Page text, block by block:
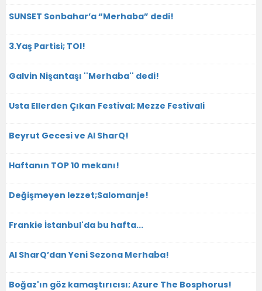
SUNSET Sonbahar’a “Merhaba” dedi!
3.Yaş Partisi; TOI!
Galvin Nişantaşı ''Merhaba'' dedi!
Usta Ellerden Çıkan Festival; Mezze Festivali
Beyrut Gecesi ve Al SharQ!
Haftanın TOP 10 mekanı!
Değişmeyen lezzet;Salomanje!
Frankie İstanbul'da bu hafta...
Al SharQ’dan Yeni Sezona Merhaba!
Boğaz'ın göz kamaştırıcısı; Azure The Bosphorus!